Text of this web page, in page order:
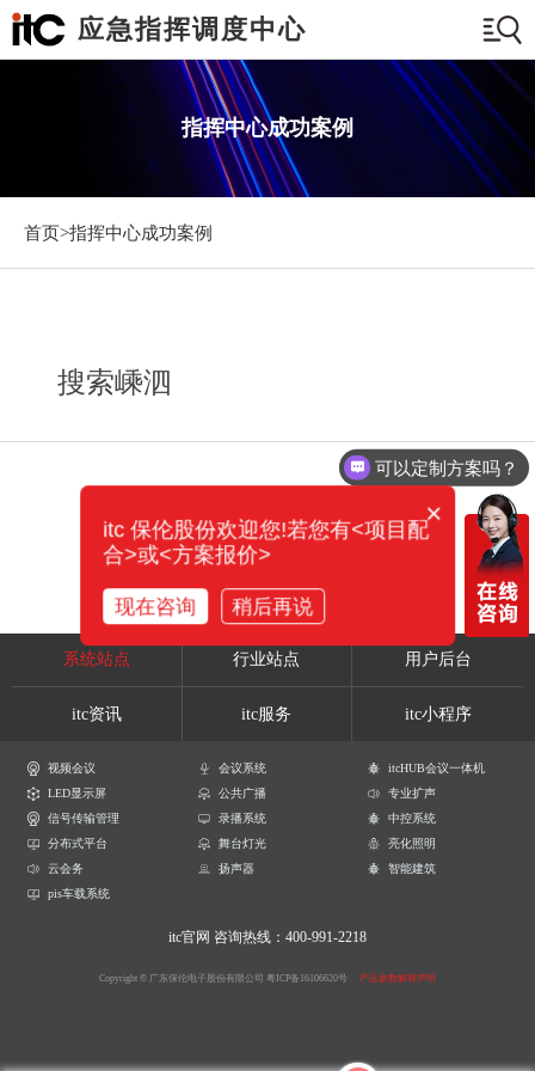
应急指挥调度中心
指挥中心成功案例
首页>指挥中心成功案例
搜索嵊泗
系统站点 行业站点 用户后台
itc资讯 itc服务 itc小程序
视频会议 会议系统
itcHUB会议一体机
LED显示屏
公共广播
专业扩声
信号传输管理
录播系统
中控系统
分布式平台
舞台灯光
亮化照明
云会务
扬声器
智能建筑
pis车载系统
itc官网 咨询热线：400-991-2218
Copyright © 广东保伦电子股份有限公司 粤ICP备16106620号 产品参数解释声明
可以定制方案吗？
×
itc 保伦股份欢迎您!若您有<项目配
合>或<方案报价>
现在咨询 稍后再说